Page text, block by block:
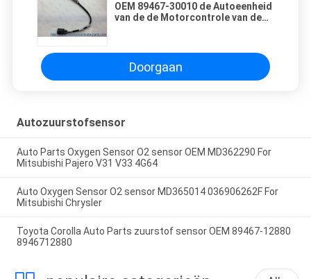
OEM 89467-30010 de Autoeenheid
van de de Motorcontrole van de
Doorgaan
Autozuurstofsensor
Auto Parts Oxygen Sensor O2 sensor OEM MD362290 For
Mitsubishi Pajero V31 V33 4G64
Auto Oxygen Sensor O2 sensor MD365014 036906262F For
Mitsubishi Chrysler
Toyota Corolla Auto Parts zuurstof sensor OEM 89467-12880
8946712880